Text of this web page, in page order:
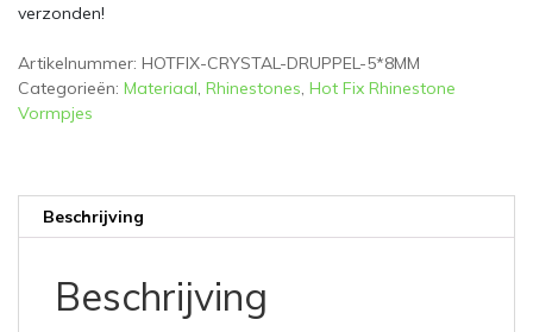
verzonden!
Artikelnummer: HOTFIX-CRYSTAL-DRUPPEL-5*8MM
Categorieën: Materiaal, Rhinestones, Hot Fix Rhinestone
Vormpjes
Beschrijving
Beschrijving